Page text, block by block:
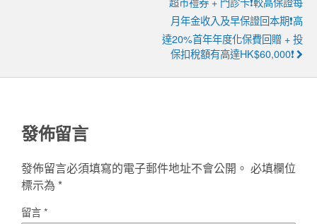
月年金收入及早保證回本期❗高
達20%首年年度化保費回贈 + 投
保扣稅額有高達HK$60,000❗
發佈留言
發佈留言必須填寫的電子郵件地址不會公開。 必填欄位
標示為 *
留言*